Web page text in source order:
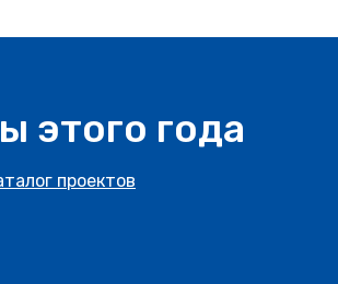
этого года
проектов